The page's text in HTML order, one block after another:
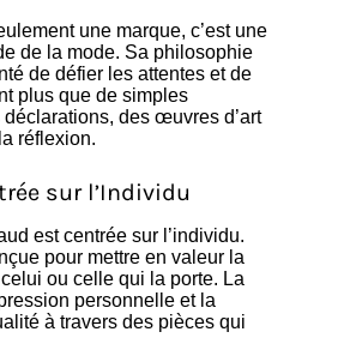
une marque, c’est une
de la mode. Sa philosophie
de défier les attentes et de
plus que de simples
des œuvres d’art
réflexion.
sur l’Individu
est centrée sur l’individu.
pour mettre en valeur la
ou celle qui la porte. La
personnelle et la
à travers des pièces qui